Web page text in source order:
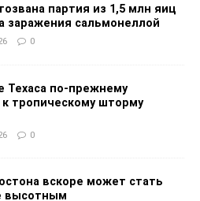
партия из 1,5 млн яиц
заражения сальмонеллой
0
Техаса по-прежнему
к тропическому шторму
0
вскоре может стать
высотным